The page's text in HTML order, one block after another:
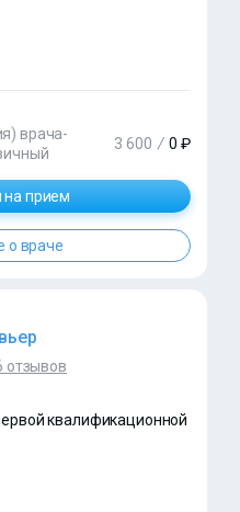
врача-
3 600 / 0 ₽
на прием
о враче
отзывов
квалификационной